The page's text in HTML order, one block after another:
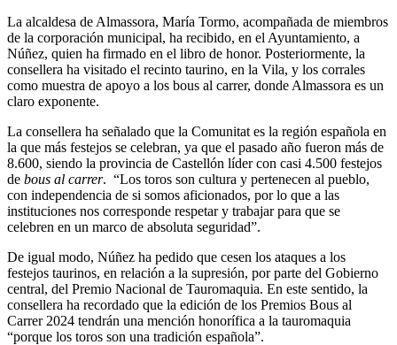
La alcaldesa de Almassora, María Tormo, acompañada de miembros
de la corporación municipal, ha recibido, en el Ayuntamiento, a
Núñez, quien ha firmado en el libro de honor. Posteriormente, la
consellera ha visitado el recinto taurino, en la Vila, y los corrales
como muestra de apoyo a los bous al carrer, donde Almassora es un
claro exponente.
La consellera ha señalado que la Comunitat es la región española en
la que más festejos se celebran, ya que el pasado año fueron más de
8.600, siendo la provincia de Castellón líder con casi 4.500 festejos
de bous al carrer. “Los toros son cultura y pertenecen al pueblo,
con independencia de si somos aficionados, por lo que a las
instituciones nos corresponde respetar y trabajar para que se
celebren en un marco de absoluta seguridad”.
De igual modo, Núñez ha pedido que cesen los ataques a los
festejos taurinos, en relación a la supresión, por parte del Gobierno
central, del Premio Nacional de Tauromaquia. En este sentido, la
consellera ha recordado que la edición de los Premios Bous al
Carrer 2024 tendrán una mención honorífica a la tauromaquia
“porque los toros son una tradición española”.